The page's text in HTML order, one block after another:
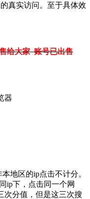
真实访问。至于具体效
给大家 账号已出售
器
地区的ip点击不计分。
ip下，点击同一个网
次分值，但是这三次搜